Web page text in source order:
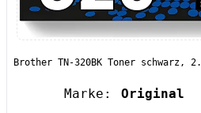
Brother TN-320BK Toner schwarz,
Marke:
Original